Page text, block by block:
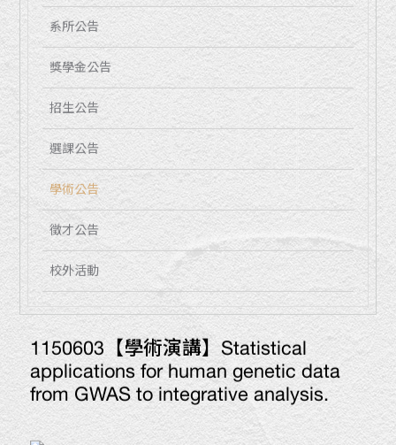
系所公告
獎學金公告
招生公告
選課公告
學術公告
徵才公告
校外活動
1150603【學術演講】Statistical
applications for human genetic data
from GWAS to integrative analysis.